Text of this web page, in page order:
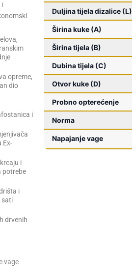
i
opreme,
dio
i
Ex-
i
potrebe
i
sati
drvenih
vage
Duljina tijela dizalice (L)
Širina kuke (A)
Širina tijela (B)
Dubina tijela (C)
Otvor kuke (D)
Probno opterećenje
Norma
Napajanje vage